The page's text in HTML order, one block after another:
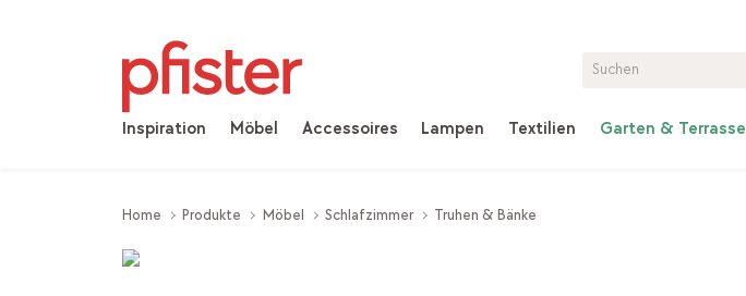
Inspiration Möbel Accessoires Lampen Textilien Garten & Terrasse
Home Produkte Möbel Schlafzimmer Truhen & Bänke